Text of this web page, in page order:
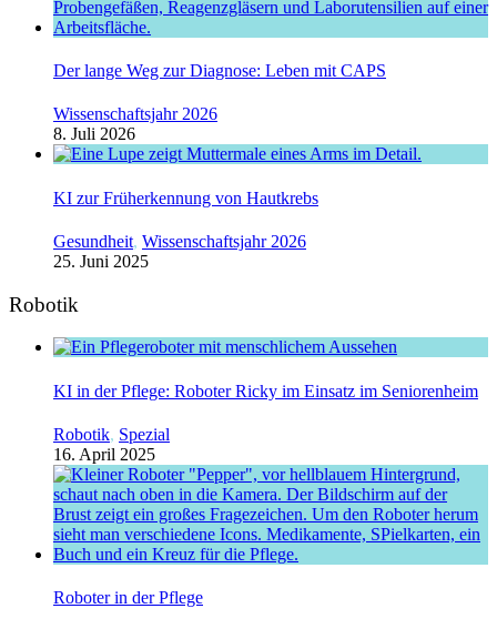
Der lange Weg zur Diagnose: Leben mit CAPS
Wissenschaftsjahr 2026
8. Juli 2026
KI zur Früherkennung von Hautkrebs
Gesundheit, Wissenschaftsjahr 2026
25. Juni 2025
Robotik
KI in der Pflege: Roboter Ricky im Einsatz im Seniorenheim
Robotik, Spezial
16. April 2025
Roboter in der Pflege